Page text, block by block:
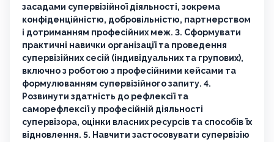
засадами супервізійної діяльності, зокрема
конфіденційністю, добровільністю, партнерством
і дотриманням професійних меж. 3. Сформувати
практичні навички організації та проведення
супервізійних сесій (індивідуальних та групових),
включно з роботою з професійними кейсами та
формулюванням супервізійного запиту. 4.
Розвинути здатність до рефлексії та
саморефлексії у професійній діяльності
супервізора, оцінки власних ресурсів та способів їх
відновлення. 5. Навчити застосовувати супервізію